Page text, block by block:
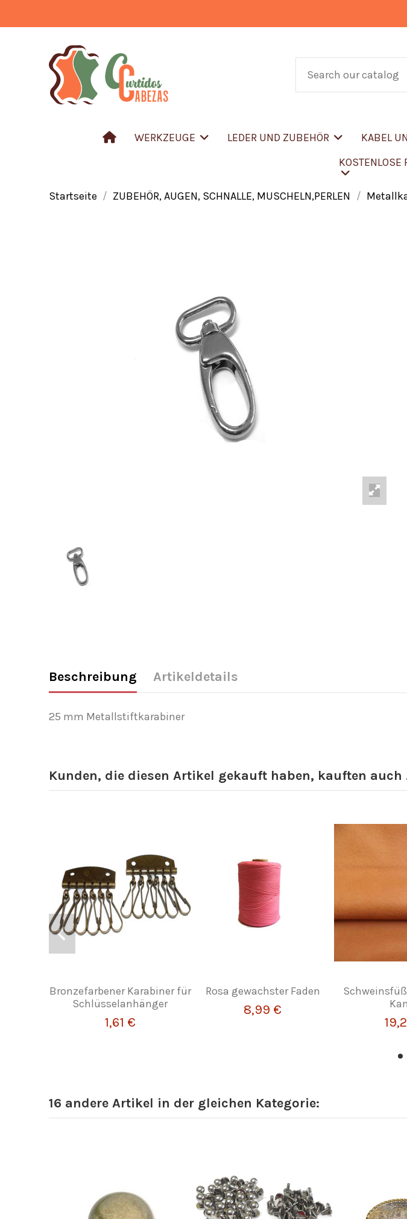
WERKZEUGE LEDER UND ZUBEHÖR KABEL
KOSTENLOSE
Startseite ZUBEHÖR, AUGEN, SCHNALLE, MUSCHELN,PERLEN
Beschreibung Artikeldetails
25 mm Metallstiftkarabiner
Kunden, die diesen Artikel gekauft haben, kauften auch
Bronzefarbener Karabiner für
Schlüsselanhänger
1,61 €
Rosa gewachster Faden
8,99 €
16 andere Artikel in der gleichen Kategorie: